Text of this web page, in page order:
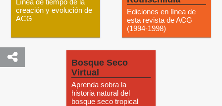
creación y evolución de
ACG
Ediciones en línea de
esta revista de ACG
(1994-1998)
Bosque Seco
Virtual
Aprenda sobra la
historia natural del
bosque seco tropical